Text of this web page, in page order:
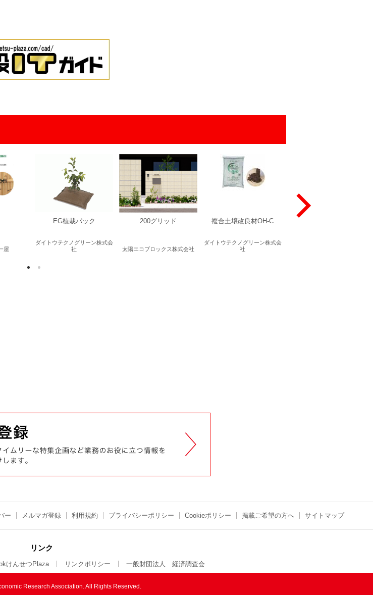
屋
EG植栽パック
ダイトウテクノグリーン株式会
社
200グリッド
太陽エコブロックス株式会社
複合土壌改良材OH-C
ダイトウテクノグリーン株式会
社
ー メルマガ登録 利用規約 プライバシーポリシー Cookieポリシー 掲載ご希望の方へ サイトマップ
リンク
けんせつPlaza リンクポリシー 一般財団法人 経済調査会
Research Association. All Rights Reserved.